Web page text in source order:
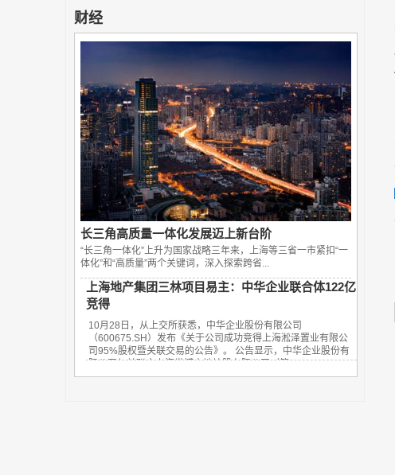
财经
长三角高质量一体化发展迈上新台阶
“长三角一体化”上升为国家战略三年来，上海等三省一市紧扣“一
体化”和“高质量”两个关键词，深入探索跨省...
上海地产集团三林项目易主：中华企业联合体122亿
竞得
10月28日，从上交所获悉，中华企业股份有限公司
（600675.SH）发布《关于公司成功竞得上海淞泽置业有限公
司95%股权暨关联交易的公告》。 公告显示，中华企业股份有
限公司与关联方上海世博土地控股有限公司（简...